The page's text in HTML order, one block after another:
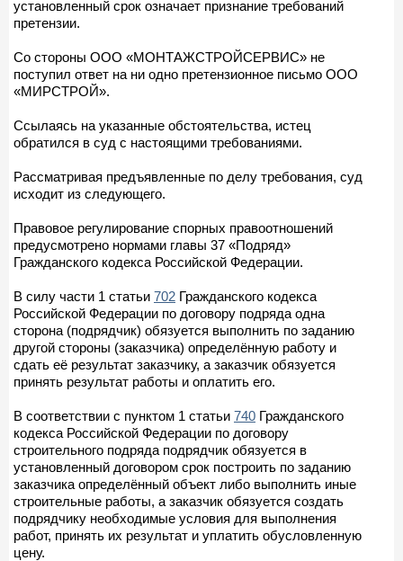
установленный срок означает признание требований
претензии.
Со стороны ООО «МОНТАЖСТРОЙСЕРВИС» не
поступил ответ на ни одно претензионное письмо ООО
«МИРСТРОЙ».
Ссылаясь на указанные обстоятельства, истец
обратился в суд с настоящими требованиями.
Рассматривая предъявленные по делу требования, суд
исходит из следующего.
Правовое регулирование спорных правоотношений
предусмотрено нормами главы 37 «Подряд»
Гражданского кодекса Российской Федерации.
В силу части 1 статьи 702 Гражданского кодекса
Российской Федерации по договору подряда одна
сторона (подрядчик) обязуется выполнить по заданию
другой стороны (заказчика) определённую работу и
сдать её результат заказчику, а заказчик обязуется
принять результат работы и оплатить его.
В соответствии с пунктом 1 статьи 740 Гражданского
кодекса Российской Федерации по договору
строительного подряда подрядчик обязуется в
установленный договором срок построить по заданию
заказчика определённый объект либо выполнить иные
строительные работы, а заказчик обязуется создать
подрядчику необходимые условия для выполнения
работ, принять их результат и уплатить обусловленную
цену.